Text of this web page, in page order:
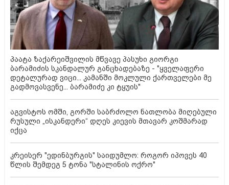
პაატა ზაქარეიშვილის მწვავე პასუხი გიორგი
ბარამიძის სკანდალურ განცხადებაზე - "ყველაფერი
დეტალურად ვიცი... კამანში მოკლული ქართველები მე
გადმოვასვენე... ბარამიძე კი ტყუის"
აგვისტოს ომში, გორში საბრძოლო ნათლობა მიღებული
რუსული „ისკანდერი“ დღეს კიევის მთავარ კოშმარად
იქცა
კრეისერ "ედინბურგის" საიდუმლო: როგორ იპოვეს 40
წლის შემდეგ 5 ტონა "სტალინის ოქრო"